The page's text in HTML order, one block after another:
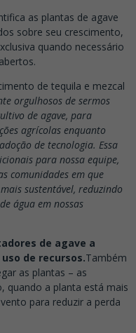
as plantas de agave
sobre seu crescimento,
quando necessário
de tequila e mezcal
orgulhosos de sermos
de agave, para
agrícolas enquanto
de tecnologia. Essa
para nossa equipe,
comunidades em que
sustentável, reduzindo
água em nossas
de agave a
de recursos.Também
as plantas – as
quando a planta está mais
para reduzir a perda